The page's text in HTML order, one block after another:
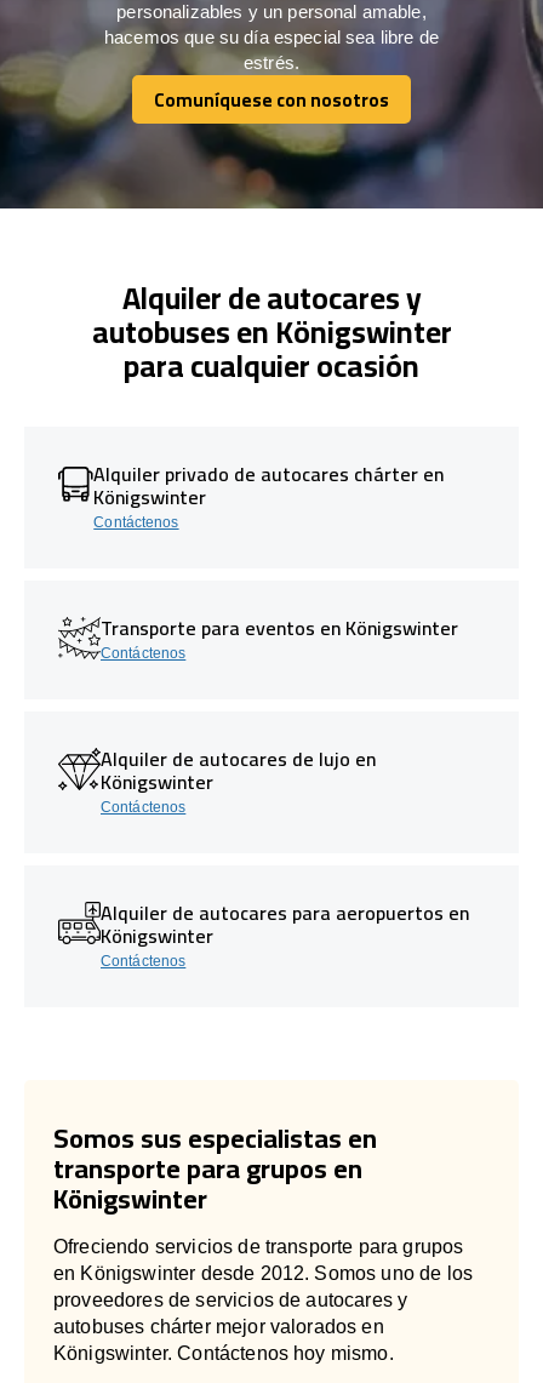
personalizables y un personal amable,
hacemos que su día especial sea libre de
estrés.
Comuníquese con nosotros
Comuníquese con nosotros
Alquiler de autocares y
autobuses en Königswinter
para cualquier ocasión
Alquiler privado de autocares chárter en
Königswinter
Contáctenos
Transporte para eventos en Königswinter
Contáctenos
Alquiler de autocares de lujo en
Königswinter
Contáctenos
Alquiler de autocares para aeropuertos en
Königswinter
Contáctenos
Somos sus especialistas en
transporte para grupos en
Königswinter
Ofreciendo servicios de transporte para grupos
en Königswinter desde 2012. Somos uno de los
proveedores de servicios de autocares y
autobuses chárter mejor valorados en
Königswinter. Contáctenos hoy mismo.